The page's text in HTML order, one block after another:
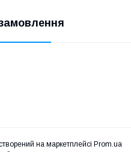
на маркетплейсі Prom.ua